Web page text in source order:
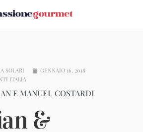
SOLARI
GENNAIO 16, 2018
ITALIA
E MANUEL COSTARDI
&